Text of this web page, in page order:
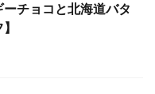
チョコと北海道バタ